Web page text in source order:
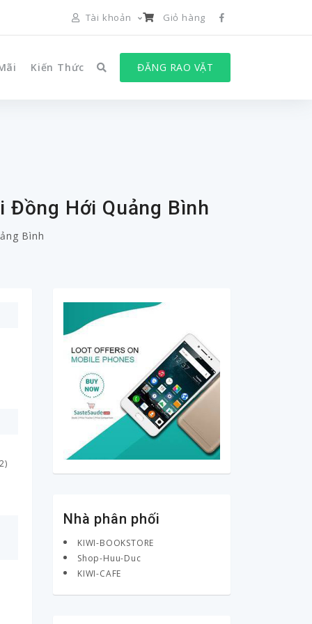
Tài khoản Giỏ hàng
Kiến Thức ĐĂNG RAO VẶT
Đồng Hới Quảng Bình
Bình
Nhà phân phối
KIWI-BOOKSTORE
Shop-Huu-Duc
KIWI-CAFE